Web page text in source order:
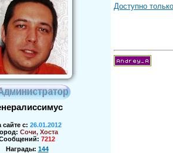
сайте с: 26.01.2012
Сочи, Хоста
7212
Награды: 144
Доступно